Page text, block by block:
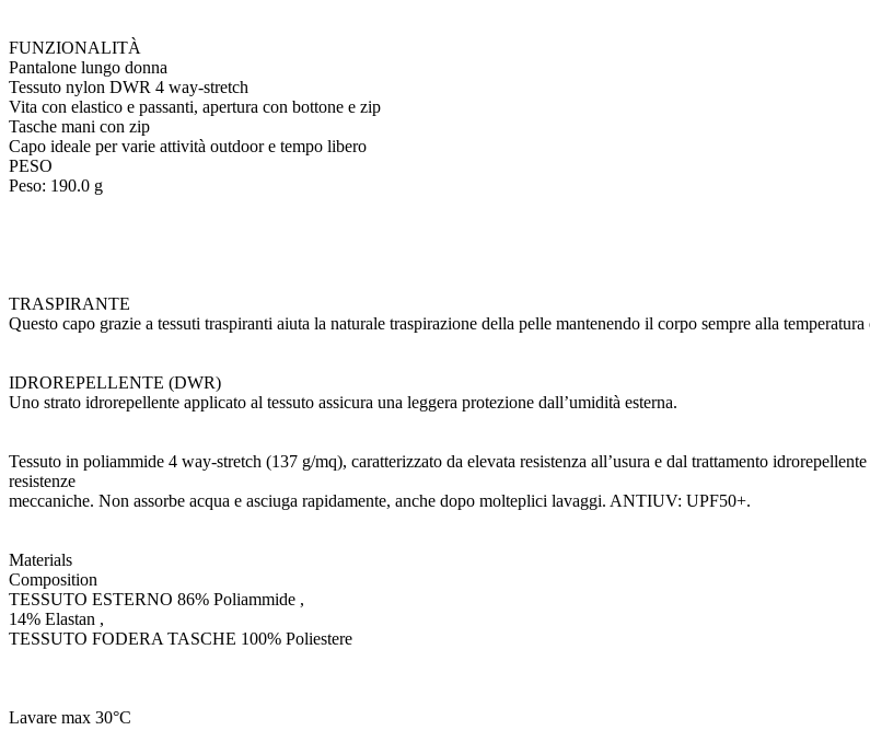
FUNZIONALITÀ
Pantalone lungo donna
Tessuto nylon DWR 4 way-stretch
Vita con elastico e passanti, apertura con bottone e zip
Tasche mani con zip
Capo ideale per varie attività outdoor e tempo libero
PESO
Peso: 190.0 g
TRASPIRANTE
Questo capo grazie a tessuti traspiranti aiuta la naturale traspirazione della pelle mantenendo il corpo sempre alla temperatura
IDROREPELLENTE (DWR)
Uno strato idrorepellente applicato al tessuto assicura una leggera protezione dall’umidità esterna.
Tessuto in poliammide 4 way-stretch (137 g/mq), caratterizzato da elevata resistenza all’usura e dal trattamento
resistenze
meccaniche. Non assorbe acqua e asciuga rapidamente, anche dopo molteplici lavaggi. ANTIUV: UPF50+.
Materials
Composition
TESSUTO ESTERNO 86% Poliammide ,
14% Elastan ,
TESSUTO FODERA TASCHE 100% Poliestere
Lavare max 30°C